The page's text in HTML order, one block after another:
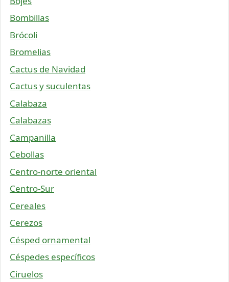
Bombillas
Brócoli
Bromelias
Cactus de Navidad
Cactus y suculentas
Calabaza
Calabazas
Campanilla
Cebollas
Centro-norte oriental
Centro-Sur
Cereales
Cerezos
Césped ornamental
Céspedes específicos
Ciruelos